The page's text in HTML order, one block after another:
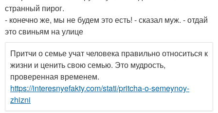
странный пирог.
- конечно же, мы не будем это есть! - сказал муж. - отдай
это свиньям на улице
Притчи о семье учат человека правильно относиться к
жизни и ценить свою семью. Это мудрость,
проверенная временем.
https://interesnyefakty.com/stati/pritcha-o-semeynoy-
zhizni